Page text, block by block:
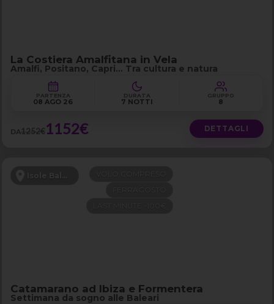
La Costiera Amalfitana in Vela
Amalfi, Positano, Capri… Tra cultura e natura
PARTENZA
08 AGO 26
DURATA
7 NOTTI
GRUPPO
8
DA1252€1152€ DETTAGLI
Isole Baleari
Catamarano ad Ibiza e Formentera
Settimana da sogno alle Baleari